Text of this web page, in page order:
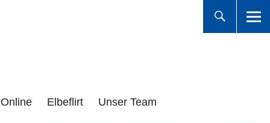
Elbeflirt Unser Team